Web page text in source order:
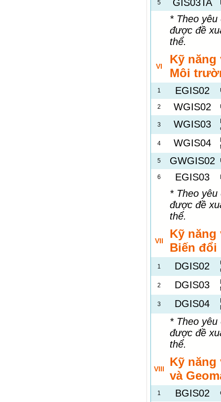
5 GIS03TA
* Theo
được đề
thể.
VI
Kỹ năng
Môi
1 EGIS02
2 WGIS02
3 WGIS03
4 WGIS04
5
GWGIS02
6 EGIS03
* Theo
được đề
thể.
VII
Kỹ năng
Biến đổi
1 DGIS02
2 DGIS03
3 DGIS04
* Theo
được đề
thể.
VIII
Kỹ năng
và
1 BGIS02